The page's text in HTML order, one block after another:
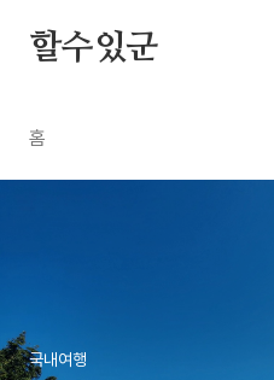
할수있군
홈
국내여행